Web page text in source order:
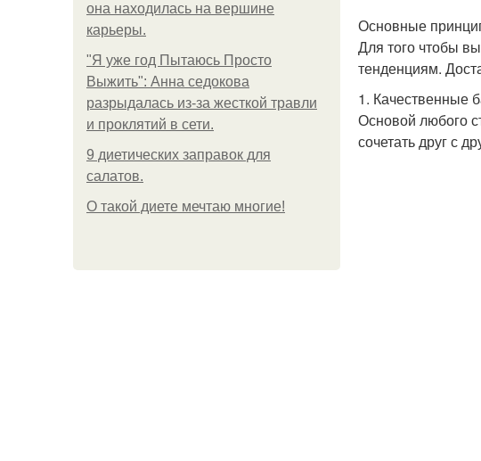
она находилась на вершине
карьеры.
"Я уже год Пытаюсь Просто
Выжить": Анна седокова
разрыдалась из-за жесткой травли
и проклятий в сети.
9 диетических заправок для
салатов.
О такой диете мечтаю многие!
Основные
Для того чтобы
тенденциям.
1. Качественные
Основой любого
сочетать друг с